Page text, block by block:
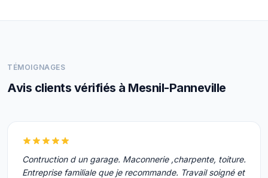
TÉMOIGNAGES
Avis clients vérifiés à Mesnil-Panneville
Contruction d un garage. Maconnerie ,charpente, toiture.
Entreprise familiale que je recommande. Travail soigné et